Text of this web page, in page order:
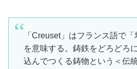
「Creuset」はフランス語で「
を意味する。鋳鉄をどろどろ
込んでつくる鋳物という＜伝